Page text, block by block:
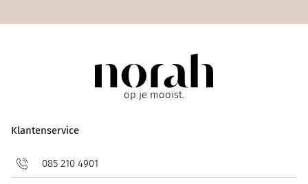
op je mooist.
Klantenservice
085 210 4901